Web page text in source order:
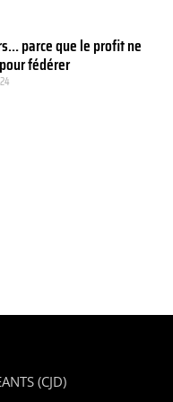
parce que le profit ne
fédérer
(CJD)